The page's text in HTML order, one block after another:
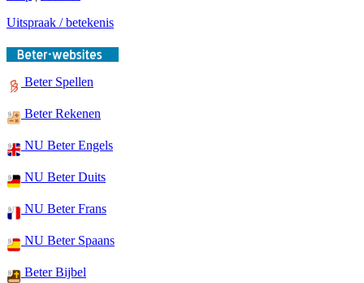
Uitspraak / betekenis
Beter Spellen
Beter Rekenen
NU Beter Engels
NU Beter Duits
NU Beter Frans
NU Beter Spaans
Beter Bijbel